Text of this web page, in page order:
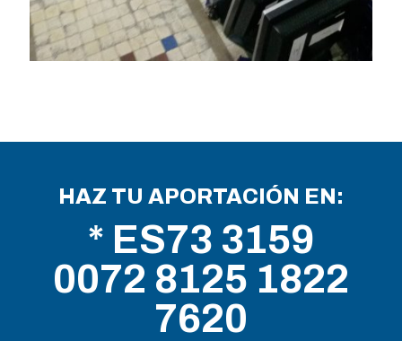
HAZ TU APORTACIÓN EN:
* ES73 3159
0072 8125 1822
7620